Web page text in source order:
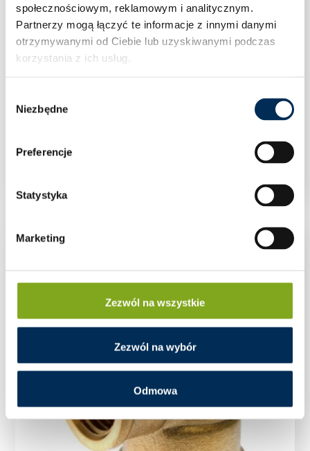
społecznościowym, reklamowym i analitycznym.
Partnerzy mogą łączyć te informacje z innymi danymi
otrzymywanymi od Ciebie lub uzyskiwanymi podczas
korzystania z ich usług.
zgody
Niezbędne
Preferencje
Statystyka
Marketing
Zezwól na wszystkie
Zezwól na wybór
Odmowa
Redukcja standard 1 1/4″x1″ mosiądz